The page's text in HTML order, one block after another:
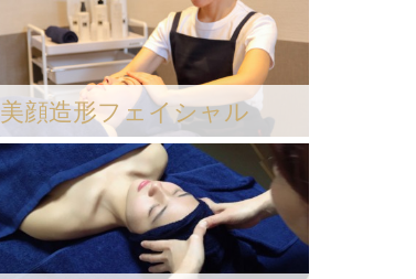
美顔造形フェイシャル